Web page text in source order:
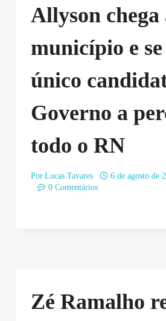
Allyson chega
município e
único
Governo a
todo o RN
Por Lucas Tavares
6 de agosto de
0 Comentários
Zé Ramalho